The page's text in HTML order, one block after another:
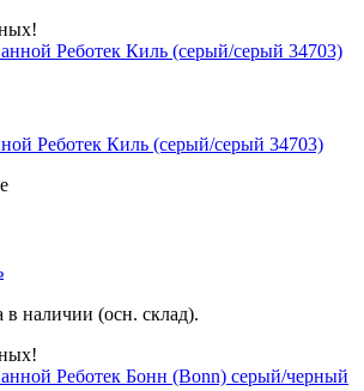
Реботек Киль (серый/серый 34703)
наличии (осн. склад).